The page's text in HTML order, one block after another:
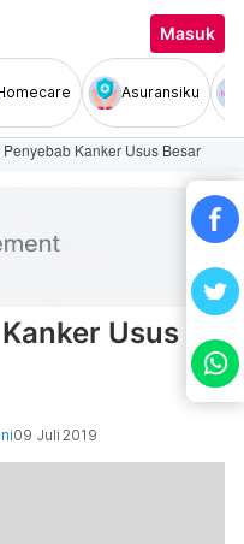
Masuk
Asuransiku
Kanker Usus Besar
Usus
09 Juli 2019